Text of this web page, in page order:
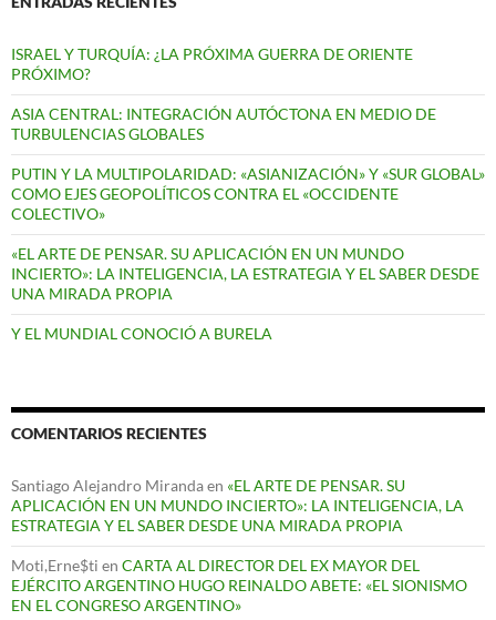
ISRAEL Y TURQUÍA: ¿LA PRÓXIMA GUERRA DE ORIENTE
PRÓXIMO?
ASIA CENTRAL: INTEGRACIÓN AUTÓCTONA EN MEDIO DE
TURBULENCIAS GLOBALES
PUTIN Y LA MULTIPOLARIDAD: «ASIANIZACIÓN» Y «SUR GLOBAL»
COMO EJES GEOPOLÍTICOS CONTRA EL «OCCIDENTE
COLECTIVO»
«EL ARTE DE PENSAR. SU APLICACIÓN EN UN MUNDO
INCIERTO»: LA INTELIGENCIA, LA ESTRATEGIA Y EL SABER DESDE
UNA MIRADA PROPIA
Y EL MUNDIAL CONOCIÓ A BURELA
COMENTARIOS RECIENTES
Santiago Alejandro Mirandaen «EL ARTE DE PENSAR. SU
APLICACIÓN EN UN MUNDO INCIERTO»: LA INTELIGENCIA, LA
ESTRATEGIA Y EL SABER DESDE UNA MIRADA PROPIA
Moti,Erne$ti en CARTA AL DIRECTOR DEL EX MAYOR DEL
EJÉRCITO ARGENTINO HUGO REINALDO ABETE: «EL SIONISMO
EN EL CONGRESO ARGENTINO»